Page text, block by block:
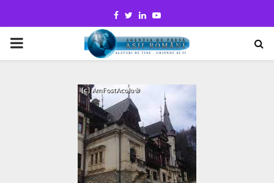
Facebook
TwitterLinkedinYoutube
PRIMARY